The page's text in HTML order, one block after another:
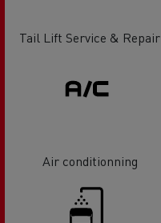
Tail Lift Service & Repair
Air conditionning